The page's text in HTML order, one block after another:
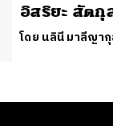
อิสริยะ สัต
โดย นลินี มาลีญา